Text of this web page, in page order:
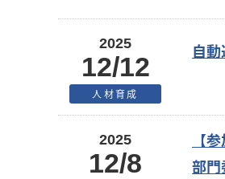
自
2025
12/12
人材育成
【
部門
2025
12/8